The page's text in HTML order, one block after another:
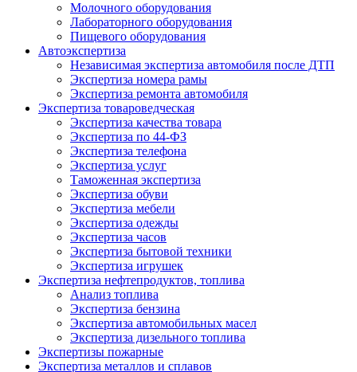
Молочного оборудования
Лабораторного оборудования
Пищевого оборудования
Автоэкспертиза
Независимая экспертиза автомобиля после ДТП
Экспертиза номера рамы
Экспертиза ремонта автомобиля
Экспертиза товароведческая
Экспертиза качества товара
Экспертиза по 44-ФЗ
Экспертиза телефона
Экспертиза услуг
Таможенная экспертиза
Экспертиза обуви
Экспертиза мебели
Экспертиза одежды
Экспертиза часов
Экспертиза бытовой техники
Экспертиза игрушек
Экспертиза нефтепродуктов, топлива
Анализ топлива
Экспертиза бензина
Экспертиза автомобильных масел
Экспертиза дизельного топлива
Экспертизы пожарные
Экспертиза металлов и сплавов